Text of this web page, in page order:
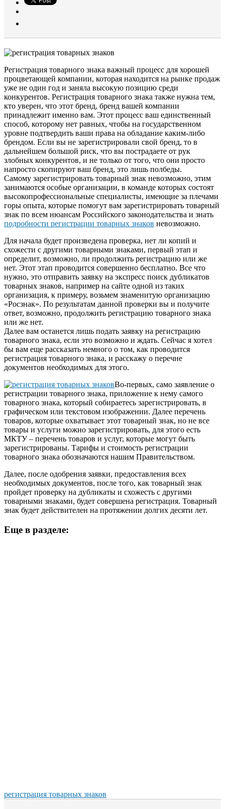
Регистрация товарного знака важный процесс для хорошей
процветающей компании, которая находится на рынке продаж
уже не один год и заняла высокую позицию среди
конкурентов. Регистрация товарного знака также нужна тем,
кто уверен, что этот бренд, бренд вашей компании
принадлежит именно вам. Этот процесс ваш единственный
способ, которому нет равных, чтобы на государственном
уровне подтвердить ваши права на обладание каким-либо
брендом. Если вы не зарегистрировали свой бренд, то в
дальнейшем большой риск, что вы пострадаете от рук
злобных конкурентов, и не только от того, что они просто
напросто скопируют ваш бренд, это лишь полбеды.
Самому зарегистрировать товарный знак невозможно, этим
занимаются особые организации, в команде которых состоят
высокопрофессиональные специалисты, имеющие за плечами
горы опыта, которые помогут вам зарегистрировать товарный
знак по всем нюансам Российского законодательства и знать
подробности регистрации товарных знаков невозможно.
Для начала будет произведена проверка, нет ли копий и
схожести с другими товарными знаками, первый этап и
определит, возможно, ли продолжить регистрацию или же
нет. Этот этап проводится совершенно бесплатно. Все что
нужно, это отправить заявку на экспресс поиск дубликатов
товарных знаков, например на сайте одной из таких
организация, к примеру, возьмем знаменитую организацию
«Росзнак». По результатам данной проверки вы и получите
ответ, возможно, продолжить регистрацию товарного знака
или же нет.
Далее вам останется лишь подать заявку на регистрацию
товарного знака, если это возможно и ждать. Сейчас я хотел
бы вам еще рассказать немного о том, как проводится
регистрация товарного знака, и расскажу о перечне
документов необходимых для этого.
Во-первых, само заявление о
регистрации товарного знака, приложение к нему самого
товарного знака, который собираетесь зарегистрировать, в
графическом или текстовом изображении. Далее перечень
товаров, которые охватывает этот товарный знак, но не все
товары и услуги можно зарегистрировать, для этого есть
МКТУ – перечень товаров и услуг, которые могут быть
зарегистрированы. Тарифы и стоимость регистрации
товарного знака обозначаются нашим Правительством.
Далее, после одобрения заявки, предоставления всех
необходимых документов, после того, как товарный знак
пройдет проверку на дубликаты и схожесть с другими
товарными знаками, будет совершена регистрация. Товарный
знак будет действителен на протяжении долгих десяти лет.
Еще в разделе:
регистрация товарных знаков